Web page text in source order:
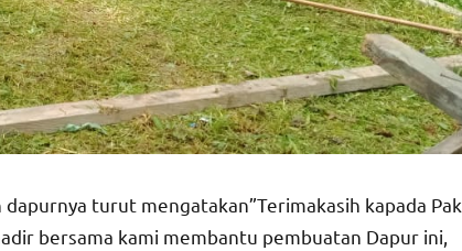
turut mengatakan”Terimakasih kapada Pak
bersama kami membantu pembuatan Dapur ini,